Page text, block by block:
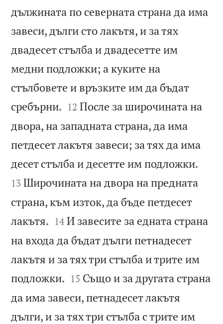
дължината по северната страна да има
завеси, дълги сто лакътя, и за тях
двадесет стълба и двадесетте им
медни подложки; а куките на
стълбовете и връзките им да бъдат
сребърни. 

12 После за широчината на
двора, на западната страна, да има
петдесет лакътя завеси; за тях да има
десет стълба и десетте им подложки.
13 Широчината на двора на предната
страна, към изток, да бъде петдесет
лакътя. 

14 И завесите за едната страна
на входа да бъдат дълги петнадесет
лакътя и за тях три стълба и трите им
подложки. 

15 Също и за другата страна
да има завеси, петнадесет лакътя
дълги, и за тях три стълба с трите им